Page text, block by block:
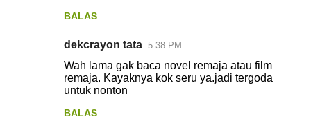
BALAS
dekcrayon tata 5:38 PM
Wah lama gak baca novel remaja atau film
remaja. Kayaknya kok seru ya.jadi tergoda
untuk nonton
BALAS